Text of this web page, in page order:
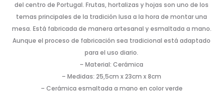
del centro de Portugal. Frutas, hortalizas y hojas son uno de los
temas principales de la tradición lusa a la hora de montar una
mesa. Está fabricada de manera artesanal y esmaltada a mano.
Aunque el proceso de fabricación sea tradicional está adaptado
para el uso diario.
– Material: Cerámica
– Medidas: 25,5cm x 23cm x 8cm
– Cerámica esmaltada a mano en color verde